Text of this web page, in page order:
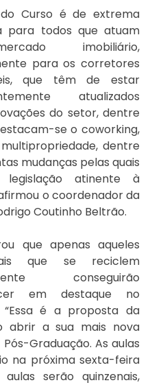
Curso é de extrema
para todos que atuam
imobiliário,
para os corretores
que têm de estar
atualizados
do setor, dentre
se o coworking,
dentre
mudanças pelas quais
atinente à
o coordenador da
Coutinho Beltrão.
que apenas aqueles
que se reciclem
conseguirão
em destaque no
“Essa é a proposta da
abrir a sua mais nova
Graduação. As aulas
na próxima sexta-feira
serão quinzenais,